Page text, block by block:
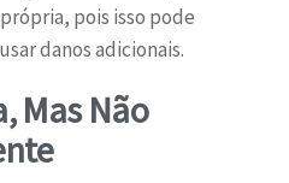
pois isso pode
danos adicionais.
Mas Não